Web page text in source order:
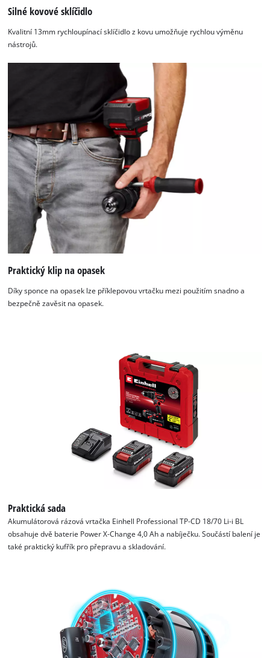
K načtení služby Google Maps
potřebujeme váš souhlas!
This content is not permitted to load due
to trackers that are not disclosed to the
visitor. The website owner needs to setup
Silné kovové sklíčidlo
Kvalitní 13mm rychloupínací sklíčidlo z kovu umožňuje rychlou výměnu
nástrojů.
Praktický klip na opasek
Díky sponce na opasek lze příklepovou vrtačku mezi použitím snadno a
bezpečně zavěsit na opasek.
Praktická sada
Akumulátorová rázová vrtačka Einhell Professional TP-CD 18/70 Li-i BL
obsahuje dvě baterie Power X-Change 4,0 Ah a nabíječku. Součástí balení je
také praktický kufřík pro přepravu a skladování.